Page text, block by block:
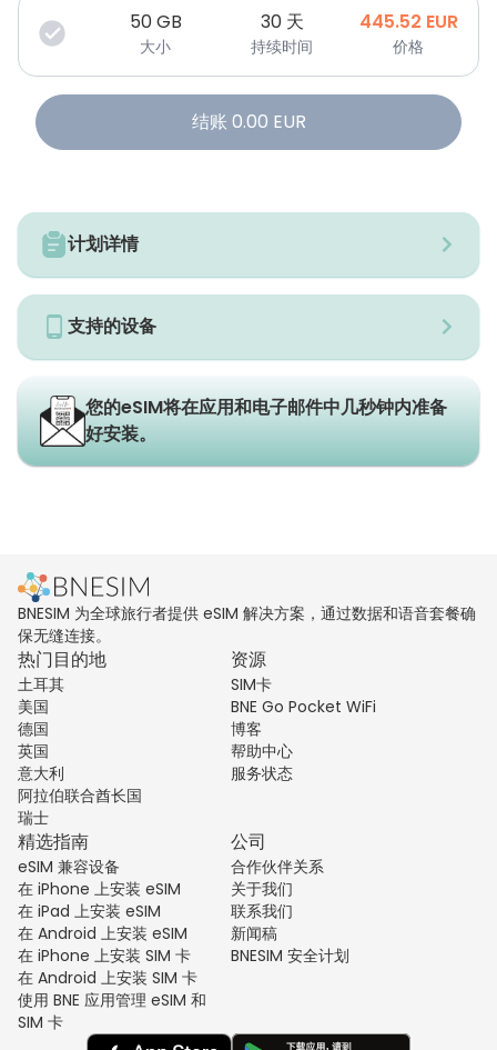
50GB
大小
30 天
持续时间
445.52 EUR
价格
结账 0.00 EUR
计划详情
支持的设备
您的eSIM将在应用和电子邮件中几秒钟内准备
好安装。
BNESIM 为全球旅行者提供 eSIM 解决方案，通过数据和语音套餐确
保无缝连接。
热门目的地
土耳其
美国
德国
英国
意大利
阿拉伯联合酋长国
瑞士
资源
SIM卡
BNE Go Pocket WiFi
博客
帮助中心
服务状态
精选指南
eSIM 兼容设备
在 iPhone 上安装 eSIM
在 iPad 上安装 eSIM
在 Android 上安装 eSIM
在 iPhone 上安装 SIM 卡
在 Android 上安装 SIM 卡
使用 BNE 应用管理 eSIM 和
SIM 卡
公司
合作伙伴关系
关于我们
联系我们
新闻稿
BNESIM 安全计划